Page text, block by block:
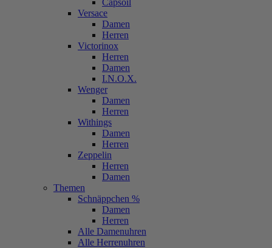
Capsoil
Versace
Damen
Herren
Victorinox
Herren
Damen
I.N.O.X.
Wenger
Damen
Herren
Withings
Damen
Herren
Zeppelin
Herren
Damen
Themen
Schnäppchen %
Damen
Herren
Alle Damenuhren
Alle Herrenuhren